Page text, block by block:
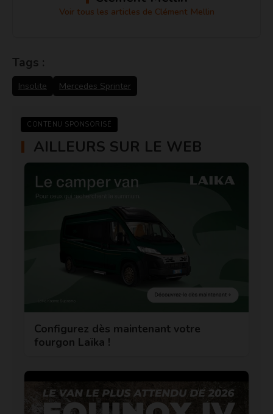
Voir tous les articles de Clément Mellin
Tags :
Insolite Mercedes Sprinter
CONTENU SPONSORISÉ
AILLEURS SUR LE WEB
Configurez dès maintenant votre
fourgon Laïka !